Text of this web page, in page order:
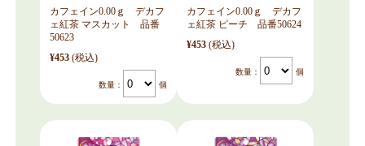
カフェイン0.00ｇ デカフ
ェ紅茶 マスカット 品番
50623
¥453 (税込)
数量： 個
カフェイン0.00ｇ デカフ
ェ紅茶 ピーチ 品番50624
¥453 (税込)
数量： 個